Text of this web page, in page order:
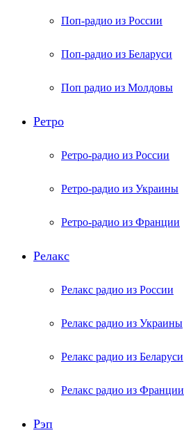
Поп-радио из России
Поп-радио из Беларуси
Поп радио из Молдовы
Ретро
Ретро-радио из России
Ретро-радио из Украины
Ретро-радио из Франции
Релакс
Релакс радио из России
Релакс радио из Украины
Релакс радио из Беларуси
Релакс радио из Франции
Рэп